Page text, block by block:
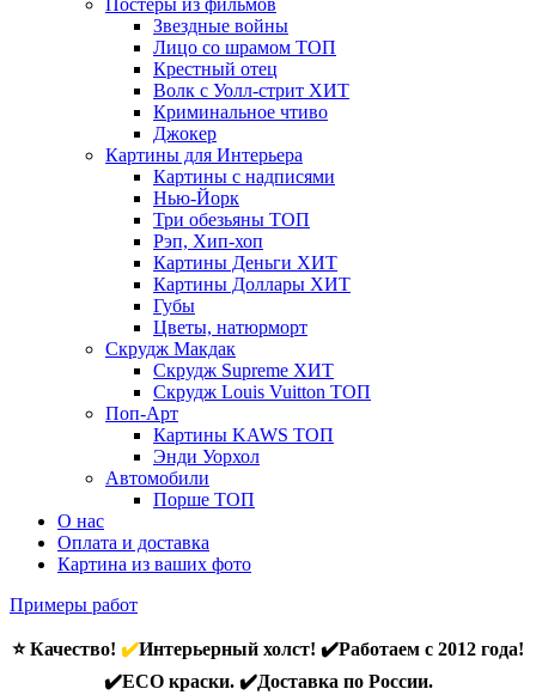
Постеры из фильмов
Звездные войны
Лицо со шрамом ТОП
Крестный отец
Волк с Уолл-стрит ХИТ
Криминальное чтиво
Джокер
Картины для Интерьера
Картины с надписями
Нью-Йорк
Три обезьяны ТОП
Рэп, Хип-хоп
Картины Деньги ХИТ
Картины Доллары ХИТ
Губы
Цветы, натюрморт
Скрудж Макдак
Скрудж Supreme ХИТ
Скрудж Louis Vuitton ТОП
Поп-Арт
Картины KAWS ТОП
Энди Уорхол
Автомобили
Порше ТОП
О нас
Оплата и доставка
Картина из ваших фото
Примеры работ
⭐ Качество! ✔️Интерьерный холст! ✔️Работаем с 2012 года!
✔️ECO краски. ✔️Доставка по России.